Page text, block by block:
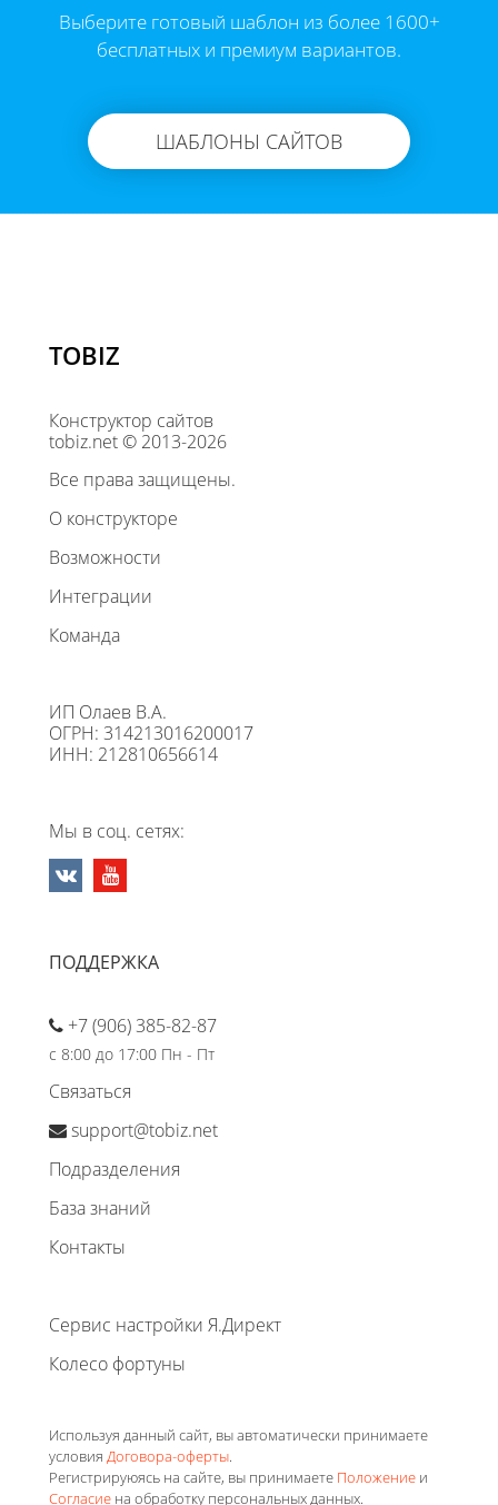
Выберите готовый шаблон из более 1600+
бесплатных и премиум вариантов.
ШАБЛОНЫ САЙТОВ
TOBIZ
Конструктор сайтов
tobiz.net © 2013-2026
Все права защищены.
О конструкторе
Возможности
Интеграции
Команда
ИП Олаев В.А.
ОГРН: 314213016200017
ИНН: 212810656614
Мы в соц. сетях:
ПОДДЕРЖКА
+7 (906) 385-82-87
с 8:00 до 17:00 Пн - Пт
Связаться
support@tobiz.net
Подразделения
База знаний
Контакты
Сервис настройки Я.Директ
Колесо фортуны
Используя данный сайт, вы автоматически принимаете
условия Договора-оферты.
Регистрируюясь на сайте, вы принимаете Положение и
Согласие на обработку персональных данных.